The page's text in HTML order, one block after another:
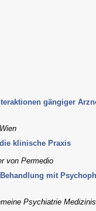
gängiger
klinische Praxis
von Permedio
mit
Psychiatrie